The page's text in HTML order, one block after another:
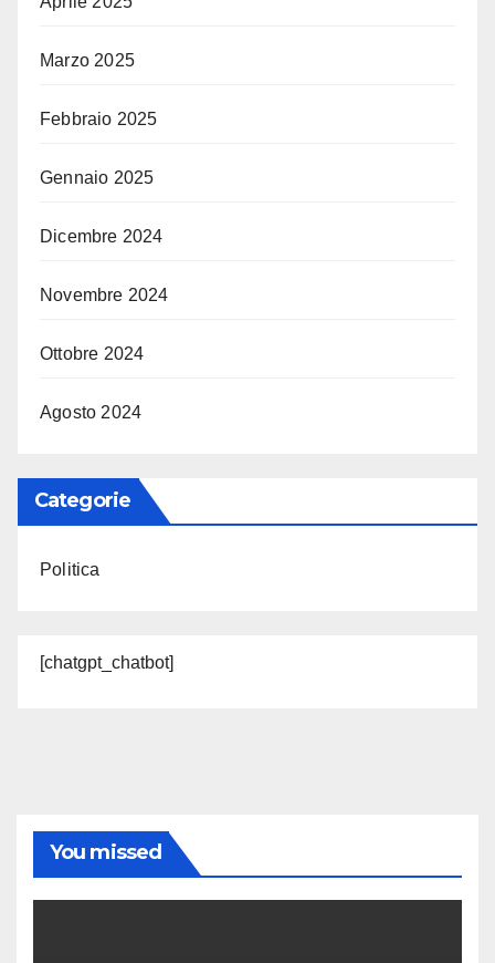
Marzo 2025
Febbraio 2025
Gennaio 2025
Dicembre 2024
Novembre 2024
Ottobre 2024
Agosto 2024
Categorie
Politica
[chatgpt_chatbot]
You missed